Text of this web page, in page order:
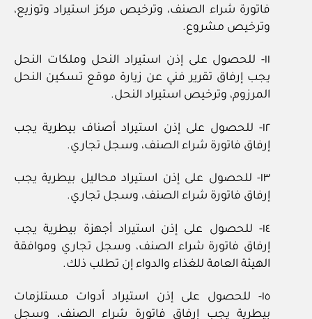
فاتورة شراء الصنف، وترخيص مركز استيراد وتوزيع،
وترخيص مشروع.
١١- للحصول على إذن استيراد النحل وملكات النحل
يجب إرفاق تقرير فني عن زيارة موقع تسكين النحل
المرزوم، وترخيص استيراد النحل.
١٢- للحصول على إذن استيراد أصناف بيطرية يجب
إرفاق فاتورة شراء الصنف، وسجل تجاري.
١٣- للحصول على إذن استيراد محاليل بيطرية يجب
إرفاق فاتورة شراء الصنف، وسجل تجاري.
١٤- للحصول على إذن استيراد أجهزة بيطرية يجب
إرفاق فاتورة شراء الصنف، وسجل تجاري وموافقة
الهيئة العامة للغذاء والدواء إن تطلب ذلك.
١٥- للحصول على إذن استيراد أدوات مستلزمات
بيطرية يجب إرفاق فاتورة شراء الصنف، وسجل